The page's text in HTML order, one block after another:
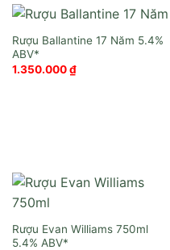
Rượu Ballantine 17 Năm
1.350.000₫
Rượu Evan Williams 750ml